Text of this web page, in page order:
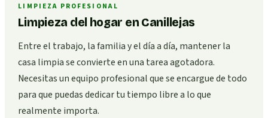
LIMPIEZA PROFESIONAL
Limpieza del hogar en Canillejas
Entre el trabajo, la familia y el día a día, mantener la
casa limpia se convierte en una tarea agotadora.
Necesitas un equipo profesional que se encargue de todo
para que puedas dedicar tu tiempo libre a lo que
realmente importa.